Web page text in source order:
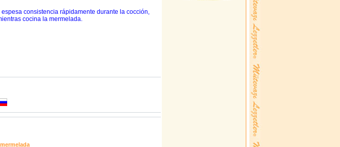
consistencia rápidamente durante la cocción,
cocina la mermelada.